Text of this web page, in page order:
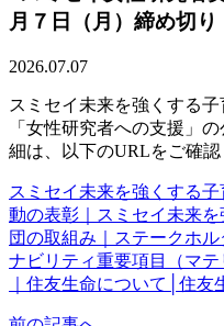
月７日（月）締め切り
2026.07.07
スミセイ未来を強くする
「女性研究者への支援」
細は、以下のURLをご確認
スミセイ未来を強くする
動の表彰｜スミセイ未来
団の取組み｜ステークホ
ナビリティ重要項目（マ
｜住友生命について│住友